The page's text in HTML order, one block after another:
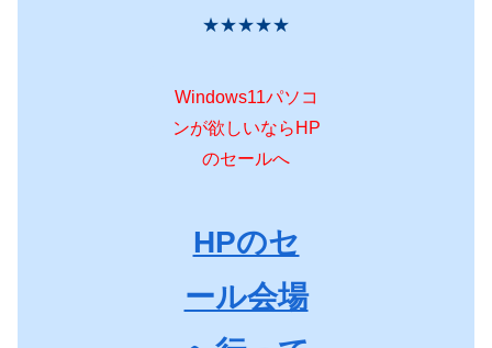
★★★★★
Windows11パソコ
ンが欲しいならHP
のセールへ
HPのセ
ール会場